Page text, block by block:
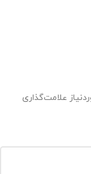
علامت‌گذاری